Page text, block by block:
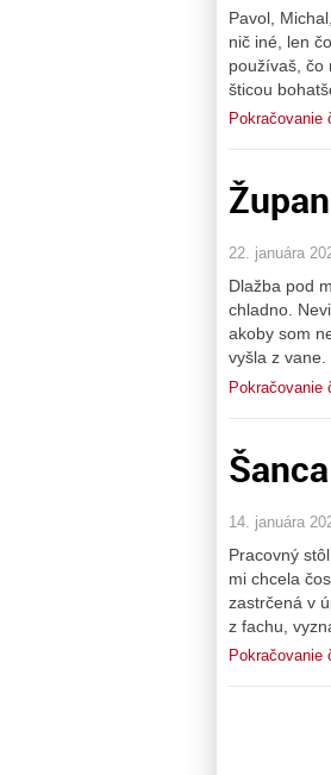
Pavol,
nič iné, len
používaš, čo
šticou
Pokračovanie
Župan
22. januára
Dlažba pod
chladno.
akoby som
vyšla z
Pokračovanie
Šanca
14. januára
Pracovný
mi chcela
zastrčená v
z fachu,
Pokračovanie